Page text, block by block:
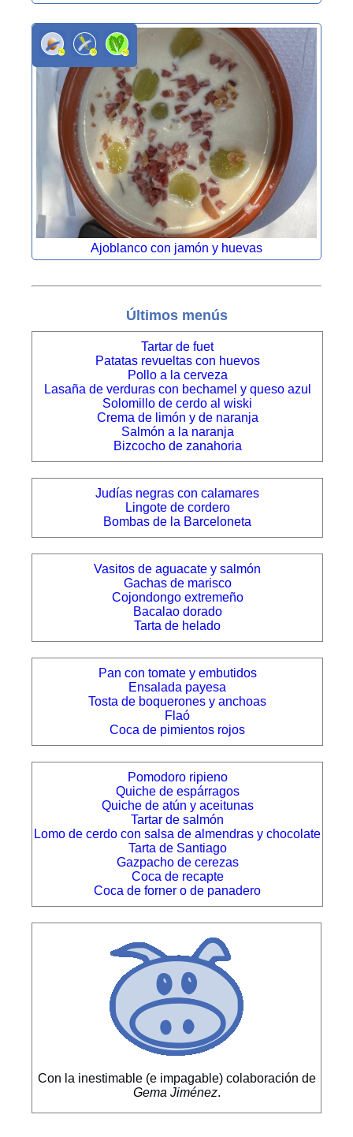
Ajoblanco con jamón y huevas
Últimos menús
Tartar de fuet
Patatas revueltas con huevos
Pollo a la cerveza
Lasaña de verduras con bechamel y queso azul
Solomillo de cerdo al wiski
Crema de limón y de naranja
Salmón a la naranja
Bizcocho de zanahoria
Judías negras con calamares
Lingote de cordero
Bombas de la Barceloneta
Vasitos de aguacate y salmón
Gachas de marisco
Cojondongo extremeño
Bacalao dorado
Tarta de helado
Pan con tomate y embutidos
Ensalada payesa
Tosta de boquerones y anchoas
Flaó
Coca de pimientos rojos
Pomodoro ripieno
Quiche de espárragos
Quiche de atún y aceitunas
Tartar de salmón
Lomo de cerdo con salsa de almendras y chocolate
Tarta de Santiago
Gazpacho de cerezas
Coca de recapte
Coca de forner o de panadero
Con la inestimable (e impagable) colaboración de
Gema Jiménez.